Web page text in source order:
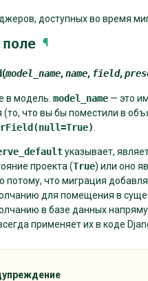
доступных во время
поле ¶
(model_name, name, field,
в модель. model_name — это
(то, что вы бы поместили в
указывает,
проекта (True) или оно
потому, что миграция
для помещения в
в базе данных
применяет их в коде